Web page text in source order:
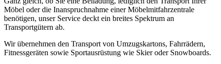
Möbel oder die Inanspruchnahme einer Möbelmitfahrzentrale
benötigen, unser Service deckt ein breites Spektrum an
Transportgütern ab.
Wir übernehmen den Transport von Umzugskartons, Fahrrädern,
Fitnessgeräten sowie Sportausrüstung wie Skier oder Snowboards.